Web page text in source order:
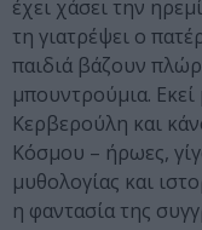
έχει χάσει την
τη γιατρέψει ο
παιδιά βάζουν
μπουντρούμια.
Κερβερούλη και
Κόσμου – ήρωες,
μυθολογίας και
η φαντασία της